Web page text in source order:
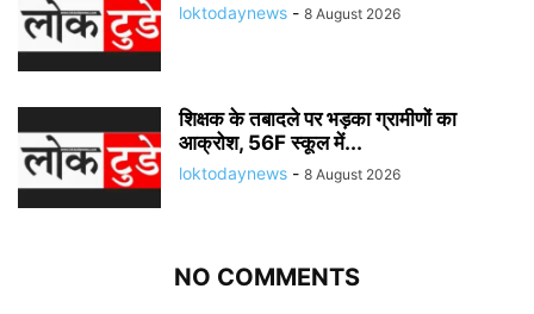
loktodaynews - 8 August 2026
शिक्षक के तबादले पर भड़का ग्रामीणों का
आक्रोश, 56F स्कूल में...
loktodaynews - 8 August 2026
NO COMMENTS